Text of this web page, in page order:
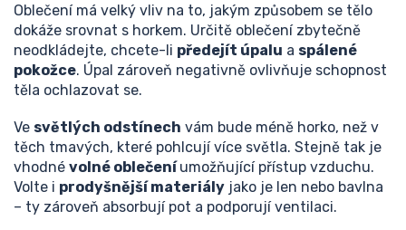
Oblečení má velký vliv na to, jakým způsobem se tělo
dokáže srovnat s horkem. Určitě oblečení zbytečně
neodkládejte, chcete-li předejít úpalu a spálené
pokožce. Úpal zároveň negativně ovlivňuje schopnost
těla ochlazovat se.
Ve světlých odstínech vám bude méně horko, než v
těch tmavých, které pohlcují více světla. Stejně tak je
vhodné volné oblečeníumožňující přístup vzduchu.
Volte i prodyšnější materiály jako je len nebo bavlna
– ty zároveň absorbují pot a podporují ventilaci.